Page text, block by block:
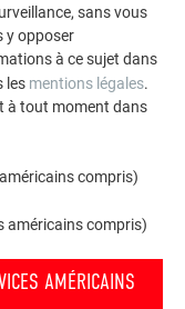
sans vous
y opposer
à ce sujet dans
les mentions légales.
à tout moment dans
compris)
américains compris)
AMÉRICAINS